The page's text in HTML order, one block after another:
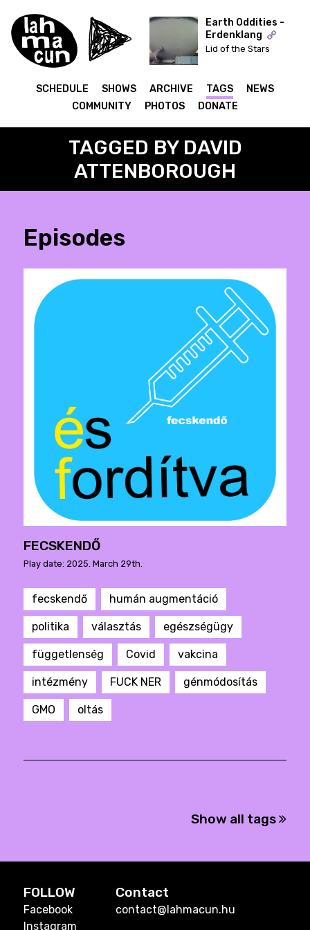
ON AIR
Earth Oddities -
Erdenklang
Lid of the Stars
SCHEDULE SHOWS ARCHIVE TAGS
NEWS
COMMUNITY
PHOTOS DONATE
TAGGED BY DAVID
ATTENBOROUGH
Episodes
FECSKENDŐ
Play date: 2025. March 29th.
fecskendő humán augmentáció
politika választás egészségügy
függetlenség Covid vakcina
intézmény FUCK NER génmódosítás
GMO oltás
Show all tags
FOLLOW
Facebook
Instagram
Contact
contact@lahmacun.hu